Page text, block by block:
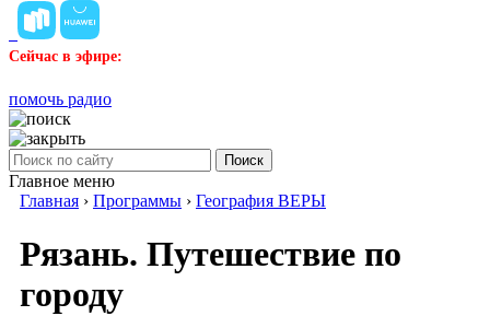
Сейчас в эфире:
помочь радио
Поиск
Главное меню
Главная › Программы › География ВЕРЫ
Рязань. Путешествие по
городу